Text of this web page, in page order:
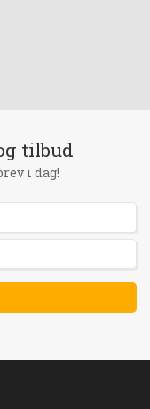
tilbud
i dag!